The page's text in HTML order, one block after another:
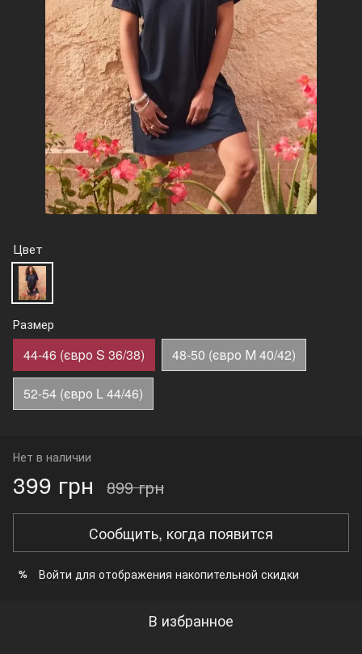
Цвет
Размер
44-46 (євро S 36/38) 48-50 (євро М 40/42)
52-54 (євро L 44/46)
Нет в наличии
399 грн 899 грн
Сообщить, когда появится
% Войти для отображения накопительной скидки
В избранное